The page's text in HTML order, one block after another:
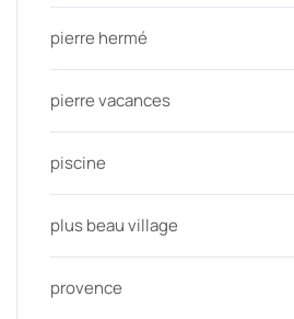
pierre hermé
pierre vacances
piscine
plus beau village
provence